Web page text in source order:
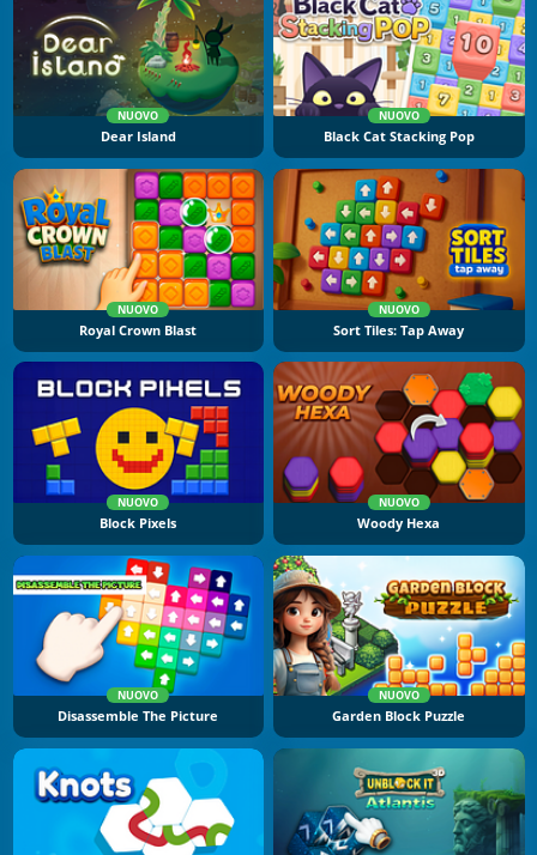
NUOVO
Dear Island
NUOVO
Black Cat Stacking Pop
NUOVO
Royal Crown Blast
NUOVO
Sort Tiles: Tap Away
NUOVO
Block Pixels
NUOVO
Woody Hexa
NUOVO
Disassemble The Picture
NUOVO
Garden Block Puzzle